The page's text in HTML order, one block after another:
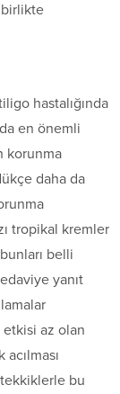
birlikte
hastalığında
en önemli
korunma
daha da
tropikal kremler
belli
yanıt
etkisi az olan
bu